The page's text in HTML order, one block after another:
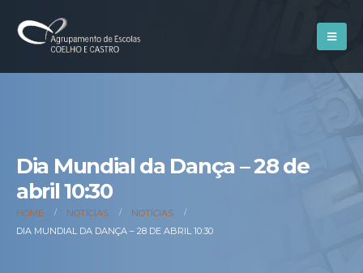
Dia Mundial da Dança – 28 de
abril 10:30
HOME NOTÍCIAS
NOTÍCIAS
DIA MUNDIAL DA DANÇA – 28 DE ABRIL 10:30